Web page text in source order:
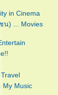
องอยู่
!!?
ไม่ขอ
in Cinema
น) ... Movies
Music